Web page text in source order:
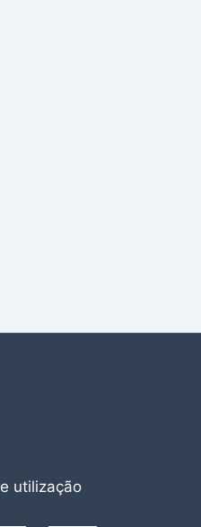
utilização